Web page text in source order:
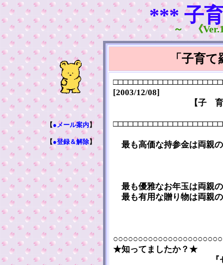
*** 子
～ 《
【●メール案内】
【●登録＆解除】
「子育
[2003/12/08]
【子
最も高価な持参金は両親
最も優雅なお年玉は両親
最も有用な贈り物は両親
★知ってましたか？★